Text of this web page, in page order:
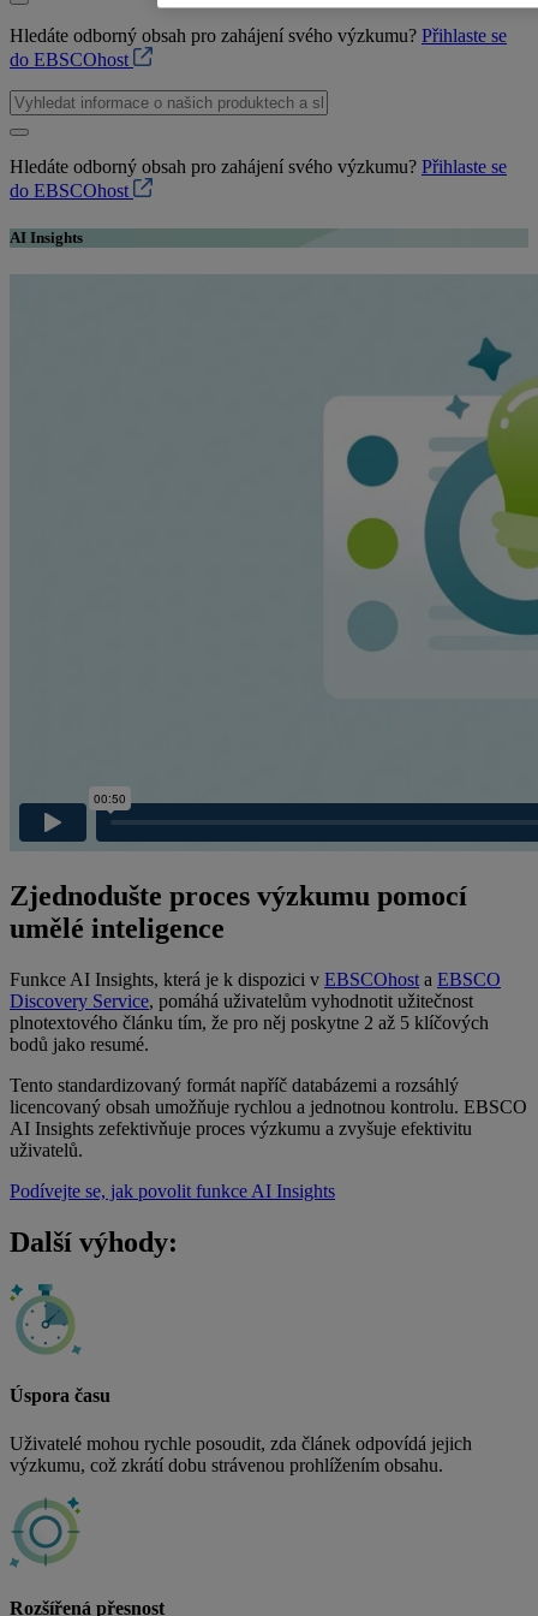
Hledáte odborný obsah pro zahájení svého výzkumu? Přihlaste se
do EBSCOhost
Hledáte odborný obsah pro zahájení svého výzkumu? Přihlaste se
do EBSCOhost
AI Insights
Zjednodušte proces výzkumu pomocí
umělé inteligence
Funkce AI Insights, která je k dispozici v EBSCOhost a EBSCO
Discovery Service, pomáhá uživatelům vyhodnotit užitečnost
plnotextového článku tím, že pro něj poskytne 2 až 5 klíčových
bodů jako resumé.
Tento standardizovaný formát napříč databázemi a rozsáhlý
licencovaný obsah umožňuje rychlou a jednotnou kontrolu. EBSCO
AI Insights zefektivňuje proces výzkumu a zvyšuje efektivitu
uživatelů.
Podívejte se, jak povolit funkce AI Insights
Další výhody:
Úspora času
Uživatelé mohou rychle posoudit, zda článek odpovídá jejich
výzkumu, což zkrátí dobu strávenou prohlížením obsahu.
Rozšířená přesnost